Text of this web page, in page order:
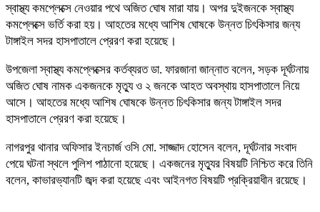
স্বাস্থ্য কমপ্লেক্সে নেওয়ার পথে অজিত ঘোষ মারা যায়। অপর দুইজনকে স্বাস্থ্য
কমপ্লেক্সে ভর্তি করা হয়। আহতের মধ্যে আশিষ ঘোষকে উন্নত চিৎকিসার জন্য
টাঙ্গাইল সদর হাসপাতালে প্রেরণ করা হয়েছে।
উপজেলা স্বাস্থ্য কমপ্লেক্সের কর্তব্যরত ডা. ফারজানা জান্নাত বলেন, সড়ক দূর্ঘটনায়
অজিত ঘোষ নামক একজনকে মৃত্যু ও ২ জনকে আহত অবস্থায় হাসপাতালে নিয়ে
আসে। আহতের মধ্যে আশিষ ঘোষকে উন্নত চিৎকিসার জন্য টাঙ্গাইল সদর
হাসপাতালে প্রেরণ করা হয়েছে।
নাগরপুর থানার অফিসার ইনচার্জ ওসি মো. সাজ্জাদ হোসেন বলেন, দূর্ঘটনার সংবাদ
পেয়ে ঘটনা স্থলে পুলিশ পাঠানো হয়েছে। একজনের মৃত্যুর বিষয়টি নিশ্চিত করে তিনি
বলেন, কাভারভ্যানটি জব্দ করা হয়েছে এবং আইনগত বিষয়টি প্রক্রিয়াধীন রয়েছে।